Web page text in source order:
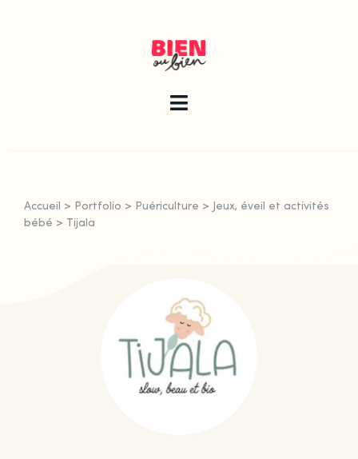
Toggle
Qui sommes-nous ?
Accueil > Portfolio > Puériculture >
Jeux, éveil et activités
bébé > Tijala